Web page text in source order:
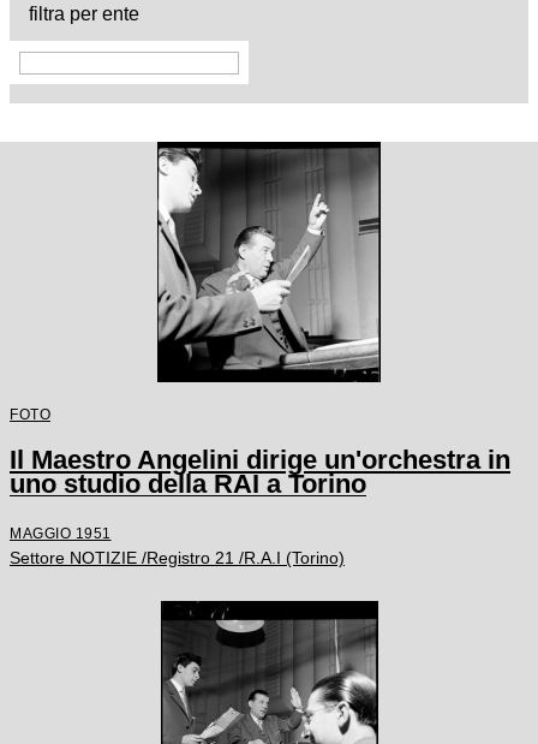
filtra per ente
FOTO
Il Maestro Angelini dirige un'orchestra in
uno studio della RAI a Torino
MAGGIO 1951
Settore NOTIZIE /Registro 21 /R.A.I (Torino)